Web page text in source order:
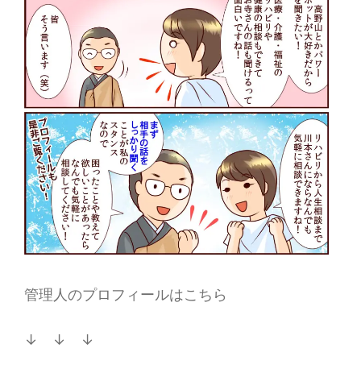
管理人のプロフィールはこちら
↓ ↓ ↓